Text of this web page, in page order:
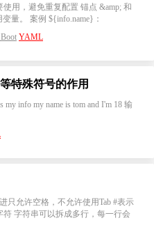
用，避免重复配置 锚点 &amp; 和
量。 案例 ${info.name}：
YAML
特殊符号的作用
info my name is tom and I'm 18 输
只允许空格，不允许使用Tab #表示
字符串可以拆成多行，每一行会